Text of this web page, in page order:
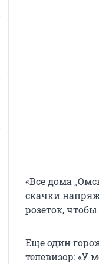
«Все дома
скачки
розеток, чтобы
Еще один
телевизор: «У